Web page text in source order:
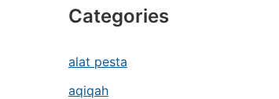
Categories
alat pesta
aqiqah